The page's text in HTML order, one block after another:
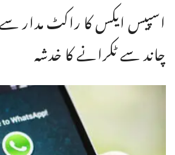
اسپیس ایکس کا راکٹ مدار
چاند سے ٹکرانے کا خدشہ